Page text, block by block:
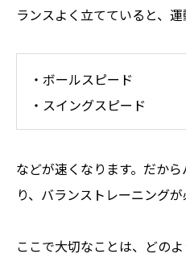
ランスよく立てていると、運
・ボールスピード
・スイングスピード
などが速くなります。だか
り、バランストレーニングが
ここで大切なことは、どの